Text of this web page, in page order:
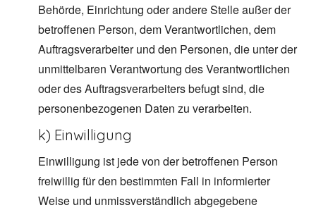
Behörde, Einrichtung oder andere Stelle außer der
betroffenen Person, dem Verantwortlichen, dem
Auftragsverarbeiter und den Personen, die unter der
unmittelbaren Verantwortung des Verantwortlichen
oder des Auftragsverarbeiters befugt sind, die
personenbezogenen Daten zu verarbeiten.
k) Einwilligung
Einwilligung ist jede von der betroffenen Person
freiwillig für den bestimmten Fall in informierter
Weise und unmissverständlich abgegebene